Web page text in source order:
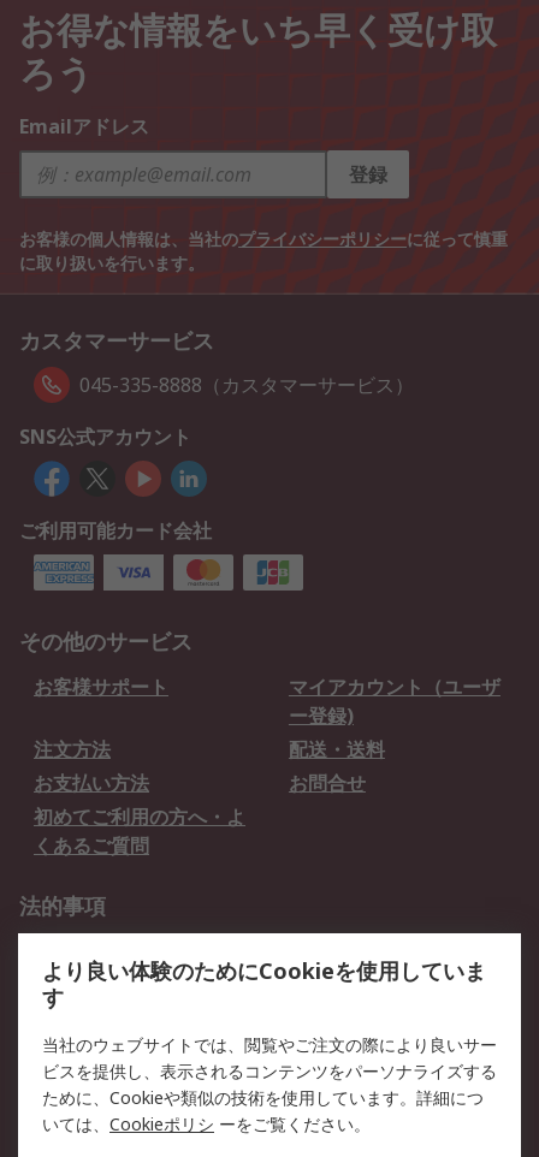
お得な情報をいち早く受け取
ろう
Emailアドレス
登録
お客様の個人情報は、当社のプライバシーポリシーに従って慎重
に取り扱いを行います。
カスタマーサービス
045-335-8888（カスタマーサービス）
SNS公式アカウント
ご利用可能カード会社
その他のサービス
お客様サポート
マイアカウント（ユーザ
ー登録)
注文方法
配送・送料
お支払い方法
お問合せ
初めてご利用の方へ・よ
くあるご質問
法的事項
クッキーポリシー
RSについて
会社概要
採用情報
プレスリリース＆お知ら
コーポレートサイト
より良い体験のためにCookieを使用していま
す
当社のウェブサイトでは、閲覧やご注文の際により良いサー
ビスを提供し、表示されるコンテンツをパーソナライズする
ために、Cookieや類似の技術を使用しています。詳細につ
いては、 Cookieポリシ ーをご覧ください。